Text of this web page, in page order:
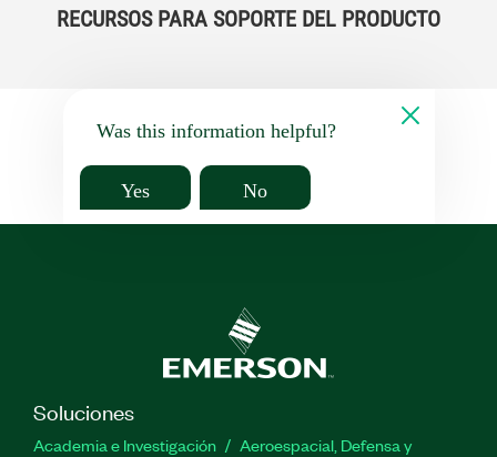
RECURSOS PARA SOPORTE DEL PRODUCTO
Was this information helpful?
Yes No
Soluciones
Academia e Investigación
Aeroespacial, Defensa y